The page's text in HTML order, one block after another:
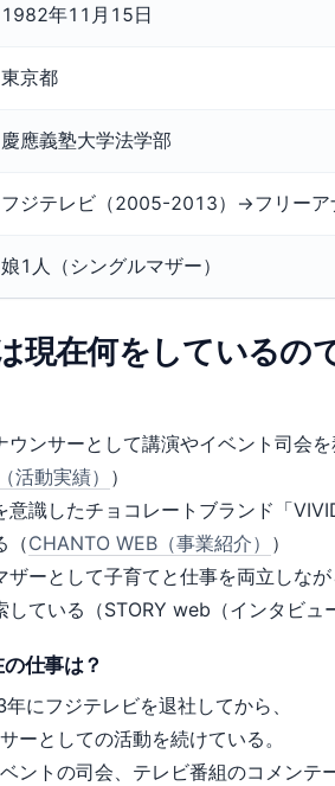
1982年11月15日
東京都
慶應義塾大学法学部
フジテレビ（2005-2013）→フリーア
娘1人（シングルマザー）
現在何をしているの
ウンサーとして講演やイベント司会
活動実績）
）
意識したチョコレートブランド「
（CHANTO WEB（事業紹介） ）
ザーとして子育てと仕事を両立しな
している（STORY web（インタビュ
仕事は？
にフジテレビを退社してから、
ーとしての活動を続けている。
ントの司会、テレビ番組のコメンテ